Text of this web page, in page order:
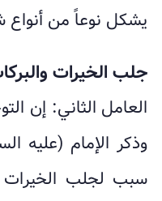
يشكل نوعاً من أنواع
جلب الخيرات
العامل الثاني: إن
وذكر الإمام (عليه
سبب لجلب الخيرات